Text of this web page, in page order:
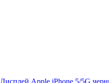
Дисплей Apple iPhone 5/5G